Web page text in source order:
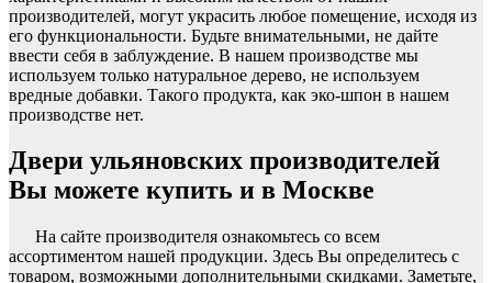
производителей, могут украсить любое помещение, исходя из
его функциональности. Будьте внимательными, не дайте
ввести себя в заблуждение. В нашем производстве мы
используем только натуральное дерево, не используем
вредные добавки. Такого продукта, как эко-шпон в нашем
производстве нет.
Двери ульяновских производителей
Вы можете купить и в Москве
На сайте производителя ознакомьтесь со всем
ассортиментом нашей продукции. Здесь Вы определитесь с
товаром, возможными дополнительными скидками. Заметьте,